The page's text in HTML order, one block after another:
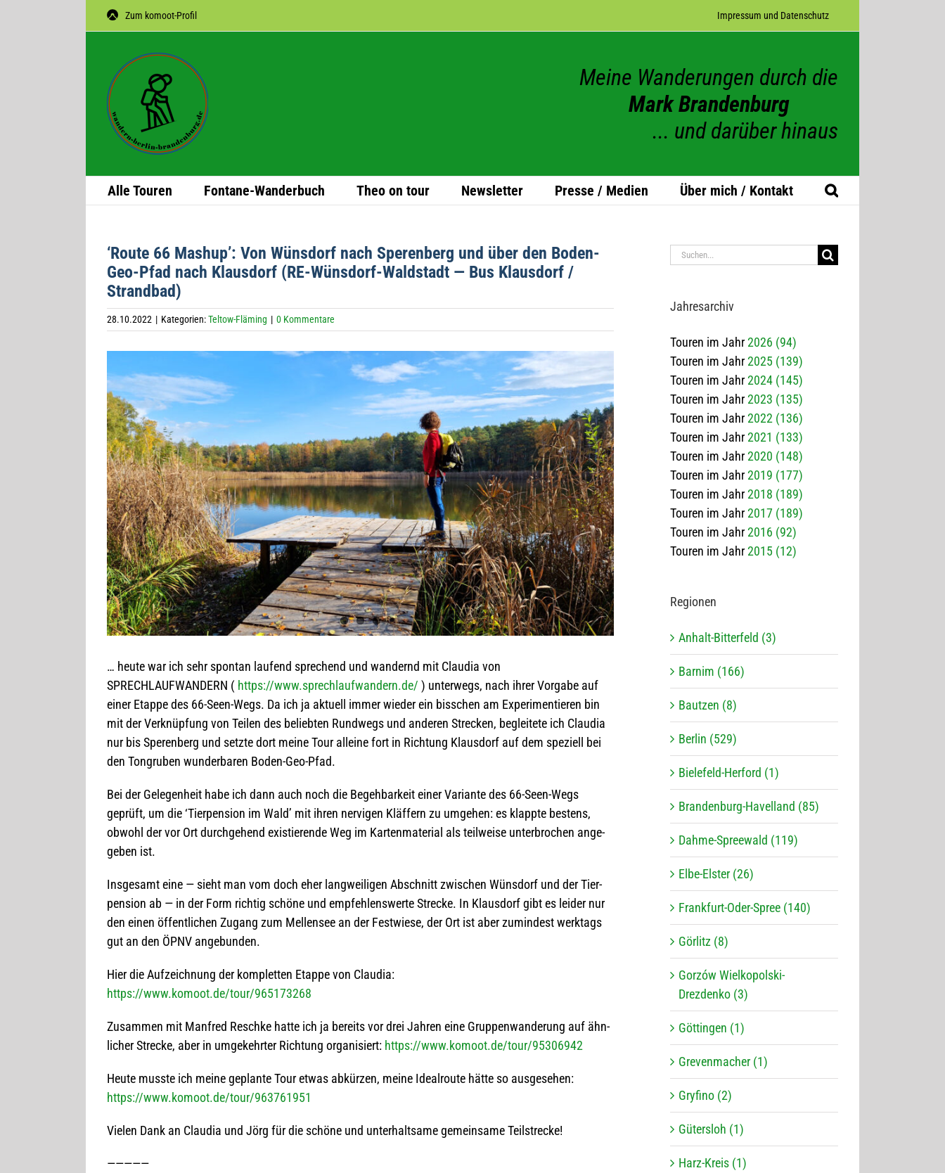
Zum komoot-Profil Impres­sum und Datenschutz
Meine Wanderungen durch die
Mark Brandenburg
... und darüber hinaus
Alle Tou­ren Fon­­tane-Wan­­der­­buch Theo on tour News­let­ter Presse / Medien Über mich / Kontakt
‘Route 66 Mas­hup’: Von Wüns­dorf nach Spe­ren­berg und über den Boden-
Geo-Pfad nach Klaus­dorf (RE-Wüns­dorf-Wald­stadt — Bus Klaus­dorf /
Strandbad)
28.10.2022 | Kategorien:Teltow-Fläming | 0 Kommentare
grösseres
Bild
… heute war ich sehr spon­tan lau­fend spre­chend und wan­dernd mit Clau­dia von
SPRECHLAUFWANDERN ( https://www.sprechlaufwandern.de/ ) unter­wegs, nach ihrer Vor­gabe auf
einer Etappe des 66-Seen-Wegs. Da ich ja aktu­ell immer wie­der ein biss­chen am Expe­ri­men­tie­ren bin
mit der Ver­knüp­fung von Tei­len des belieb­ten Rund­wegs und ande­ren Stre­cken, beglei­tete ich Clau­dia
nur bis Spe­ren­berg und setzte dort meine Tour alleine fort in Rich­tung Klaus­dorf auf dem spe­zi­ell bei
den Ton­gru­ben wun­der­ba­ren Boden-Geo-Pfad.
Bei der Gele­gen­heit habe ich dann auch noch die Begeh­bar­keit einer Vari­ante des 66-Seen-Wegs
geprüft, um die ‘Tier­pen­sion im Wald’ mit ihren ner­vi­gen Kläf­fern zu umge­hen: es klappte bes­tens,
obwohl der vor Ort durch­ge­hend exis­tie­rende Weg im Kar­ten­ma­te­rial als teil­weise unter­bro­chen ange­
ge­ben ist.
Ins­ge­samt eine — sieht man vom doch eher lang­wei­li­gen Abschnitt zwi­schen Wüns­dorf und der Tier­
pen­sion ab — in der Form rich­tig schöne und emp­feh­lens­werte Stre­cke. In Klaus­dorf gibt es lei­der nur
den einen öffent­li­chen Zugang zum Mel­len­see an der Fest­wiese, der Ort ist aber zumin­dest werk­tags
gut an den ÖPNV angebunden.
Hier die Auf­zeich­nung der kom­plet­ten Etappe von Claudia:
https://www.komoot.de/tour/965173268
Zusam­men mit Man­fred Reschke hatte ich ja bereits vor drei Jah­ren eine Grup­pen­wan­de­rung auf ähn­
li­cher Stre­cke, aber in umge­kehr­ter Rich­tung orga­ni­siert: https://www.komoot.de/tour/95306942
Heute musste ich meine geplante Tour etwas abkür­zen, meine Ide­al­route hätte so aus­ge­se­hen:
https://www.komoot.de/tour/963761951
Vie­len Dank an Clau­dia und Jörg für die schöne und unter­halt­same gemein­same Teilstrecke!
—————
Suche
Jah­res­ar­chiv
Touren im Jahr2026 (94)
Touren im Jahr2025 (139)
Touren im Jahr2024 (145)
Touren im Jahr2023 (135)
Touren im Jahr2022 (136)
Touren im Jahr2021 (133)
Touren im Jahr2020 (148)
Touren im Jahr2019 (177)
Touren im Jahr2018 (189)
Touren im Jahr2017 (189)
Touren im Jahr2016 (92)
Touren im Jahr2015 (12)
Regio­nen
Anhalt-Bitterfeld (3)
Barnim (166)
Bautzen (8)
Berlin (529)
Bielefeld-Herford (1)
Brandenburg-Havelland (85)
Dahme-Spreewald (119)
Elbe-Elster (26)
Frankfurt-Oder-Spree (140)
Görlitz (8)
Gorzów Wielkopolski-
Drezdenko (3)
Göttingen (1)
Grevenmacher (1)
Gryfino (2)
Gütersloh (1)
Harz-Kreis (1)